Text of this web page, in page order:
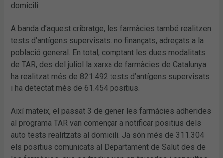
domicili
A banda d’aquest cribratge, les farmàcies també realitzen
tests d’antígens supervisats, no finançats, adreçats a la
població general. En total, comptant les dues modalitats
de TAR, des del juliol la xarxa de farmàcies de Catalunya
ha realitzat més de 821.492 tests d’antígens supervisats
i ha detectat més de 61.454 positius.
Així mateix, el passat 3 de gener les farmàcies adherides
al programa TAR van començar a notificar positius dels
auto tests realitzats al domicili. Ja són més de 311.304
els positius comunicats al Departament de Salut des de